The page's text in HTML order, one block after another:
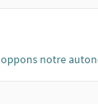
notre